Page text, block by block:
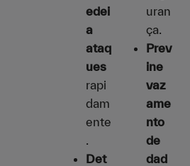
edei
a
ataq
ues
rapi
dam
ente
.
Det
uran
ça.
Prev
ine
vaz
ame
nto
de
dad